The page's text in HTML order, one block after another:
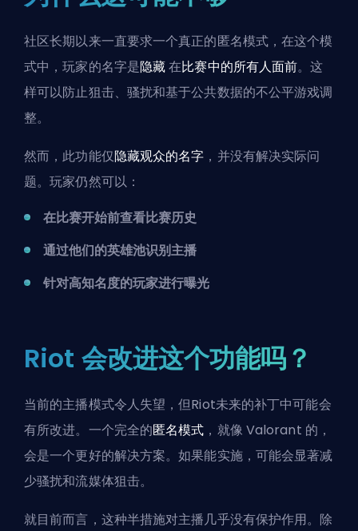
社区长期以来一直要求一个真正的匿名模式，在这个模
式中，玩家的名字是隐藏在比赛中的所有人面前。这
样可以防止狙击、骚扰和基于公共数据的不公平游戏调
整。
然而，此功能仅隐藏观众的名字 ，并没有解决实际问
题。玩家仍然可以：
在比赛开始前查看比赛历史
通过他们的英雄池识别主播
针对高知名度的玩家进行曝光
Riot 会改进这个功能吗？
当前的主播模式令人失望，但Riot未来的补丁中可能会
有所改进。一个完全的匿名模式 ，就像 Valorant 的，
会是一个更好的解决方案。如果能实施，可能会显著减
少骚扰和流媒体狙击。
就目前而言，这种半措施对主播几乎没有保护作用。除